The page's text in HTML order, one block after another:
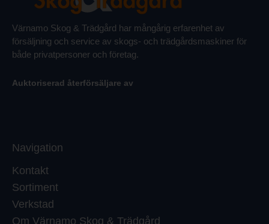
Värnamo Skog & Trädgård har mångårig erfarenhet av
försäljning och service av skogs- och trädgårdsmaskiner för
både privatpersoner och företag.
Auktoriserad återförsäljare av
Navigation
Kontakt
Sortiment
Verkstad
Om Värnamo Skog & Trädgård